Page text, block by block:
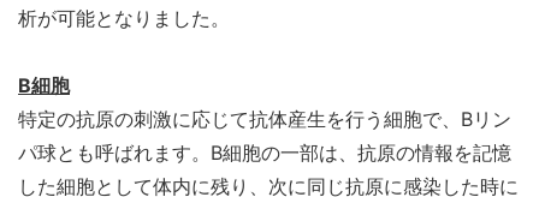
析が可能となりました。
B細胞
特定の抗原の刺激に応じて抗体産生を行う細胞で、Bリン
パ球とも呼ばれます。B細胞の一部は、抗原の情報を記憶
した細胞として体内に残り、次に同じ抗原に感染した時に